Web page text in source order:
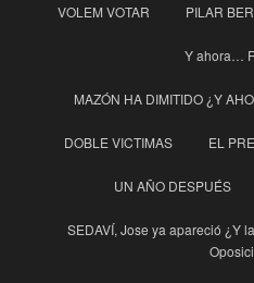
VOLEM VOTAR PILAR
Y ahora…
MAZÓN HA DIMITIDO ¿Y
DOBLE VICTIMAS EL
UN AÑO DESPUÉS
SEDAVÍ, Jose ya apareció ¿Y